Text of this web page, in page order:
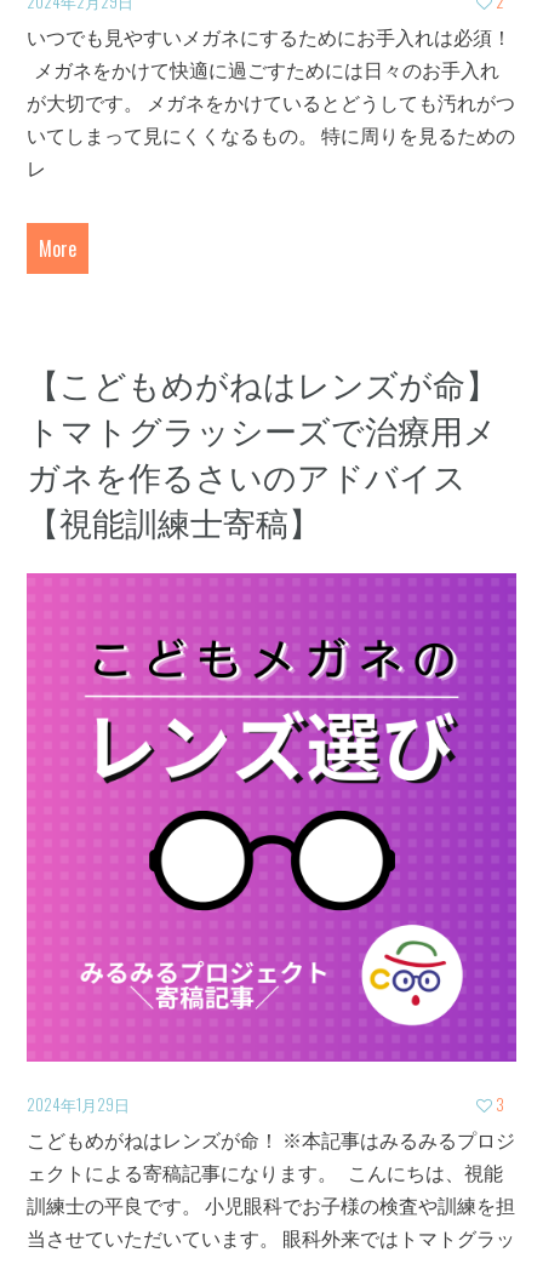
いつでも見やすいメガネにするためにお手入れは必須！
メガネをかけて快適に過ごすためには日々のお手入れ
が大切です。 メガネをかけているとどうしても汚れがつ
いてしまって見にくくなるもの。 特に周りを見るための
レ
More
【こどもめがねはレンズが命】
トマトグラッシーズで治療用メ
ガネを作るさいのアドバイス
【視能訓練士寄稿】
2024年1月29日 3
こどもめがねはレンズが命！ ※本記事はみるみるプロジ
ェクトによる寄稿記事になります。 こんにちは、視能
訓練士の平良です。 小児眼科でお子様の検査や訓練を担
当させていただいています。 眼科外来ではトマトグラッ